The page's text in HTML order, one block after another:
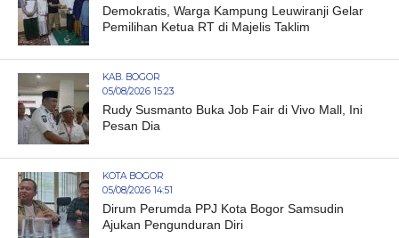
Demokratis, Warga Kampung Leuwiranji Gelar
Pemilihan Ketua RT di Majelis Taklim
KAB. BOGOR
05/08/2026 15:23
Rudy Susmanto Buka Job Fair di Vivo Mall, Ini
Pesan Dia
KOTA BOGOR
05/08/2026 14:51
Dirum Perumda PPJ Kota Bogor Samsudin
Ajukan Pengunduran Diri